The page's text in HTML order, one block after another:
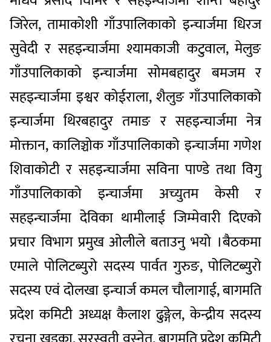
जिरेल, तामाकोशी गाँउपालिकाको इन्चार्जमा धिरज
सुवेदी र सहइन्चार्जमा श्यामकाजी कटुवाल, मेलुङ
गाँउपालिकाको इन्चार्जमा सोमबहादुर बमजम र
सहइन्चार्जमा इश्वर कोईराला, शैलुङ गाँउपालिकाको
इन्चार्जमा थिरबहादुर तमाङ र सहइन्चार्जमा नेत्र
मोक्तान, कालिञ्चोक गाँउपालिकाको इन्चार्जमा गणेश
शिवाकोटी र सहइन्चार्जमा सविना पाण्डे तथा विगु
गाँउपालिकाको इन्चार्जमा अच्युतम केसी र
सहइन्चार्जमा देविका थामीलाई जिम्मेवारी दिएको
प्रचार विभाग प्रमुख ओलीले बताउनु भयो ।बैठकमा
एमाले पोलिटब्युरो सदस्य पार्वत गुरुङ, पोलिटब्युरो
सदस्य एवं दोलखा इन्चार्ज कमल चौलागाई, बागमति
प्रदेश कमिटी अध्यक्ष कैलाश ढुङ्गेल, केन्द्रीय सदस्य